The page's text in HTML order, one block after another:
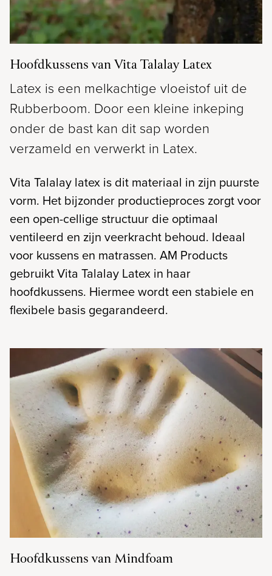
Hoofdkussens van Vita Talalay Latex
Latex is een melkachtige vloeistof uit de
Rubberboom. Door een kleine inkeping
onder de bast kan dit sap worden
verzameld en verwerkt in Latex.
Vita Talalay latex is dit materiaal in zijn puurste
vorm. Het bijzonder productieproces zorgt voor
een open-cellige structuur die optimaal
ventileerd en zijn veerkracht behoud. Ideaal
voor kussens en matrassen. AM Products
gebruikt Vita Talalay Latex in haar
hoofdkussens. Hiermee wordt een stabiele en
flexibele basis gegarandeerd.
Hoofdkussens van Mindfoam